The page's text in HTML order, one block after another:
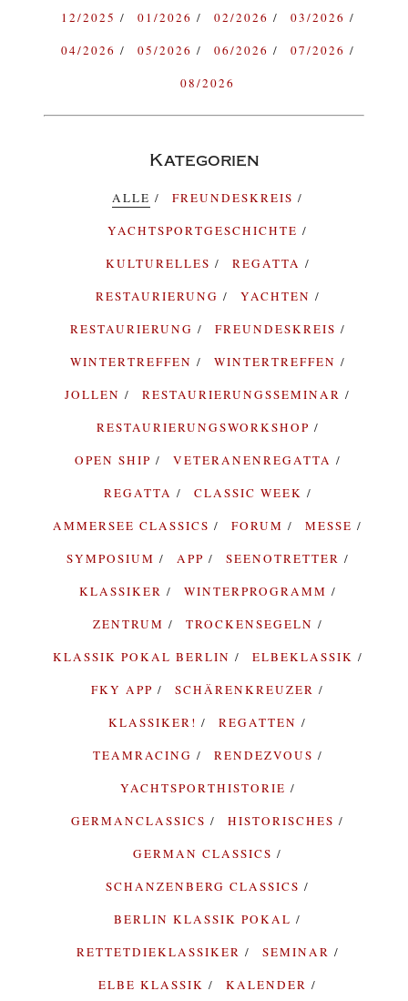
12/2025
01/2026 02/2026
03/2026
04/2026
05/2026 06/2026
07/2026
08/2026
Kategorien
ALLE
FREUNDESKREIS
YACHTSPORTGESCHICHTE
KULTURELLES
REGATTA
RESTAURIERUNG
YACHTEN
RESTAURIERUNG
FREUNDESKREIS
WINTERTREFFEN
WINTERTREFFEN
JOLLEN
RESTAURIERUNGSSEMINAR
RESTAURIERUNGSWORKSHOP
OPEN SHIP
VETERANENREGATTA
REGATTA
CLASSIC WEEK
AMMERSEE CLASSICS
FORUM
MESSE
SYMPOSIUM
APP
SEENOTRETTER
KLASSIKER
WINTERPROGRAMM
ZENTRUM
TROCKENSEGELN
KLASSIK POKAL BERLIN
ELBEKLASSIK
FKY APP
SCHÄRENKREUZER
KLASSIKER!
REGATTEN
TEAMRACING
RENDEZVOUS
YACHTSPORTHISTORIE
GERMANCLASSICS
HISTORISCHES
GERMAN CLASSICS
SCHANZENBERG CLASSICS
BERLIN KLASSIK POKAL
RETTETDIEKLASSIKER
SEMINAR
ELBE KLASSIK
KALENDER